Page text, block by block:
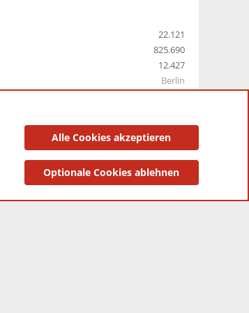
22.121
825.690
12.427
Berlin
Datenschutzerklärung Impressum
Alle Cookies akzeptieren
Optionale Cookies ablehnen